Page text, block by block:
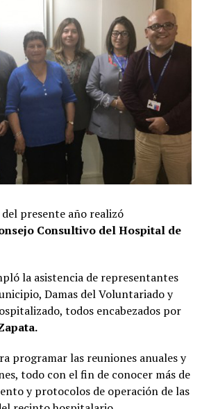
presente año realizó
Consultivo del Hospital de
la asistencia de representantes
Damas del Voluntariado y
todos encabezados por
programar las reuniones anuales y
todo con el fin de conocer más de
y protocolos de operación de las